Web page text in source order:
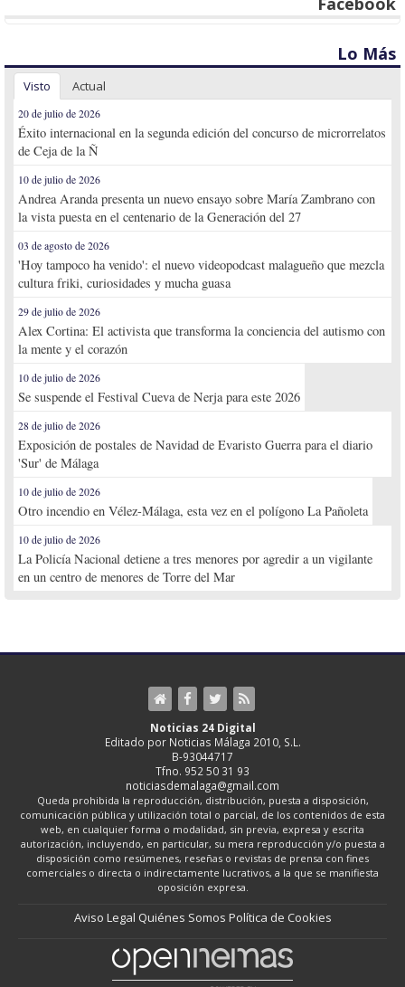
Lo Más
Visto Actual
20 de julio de 2026
Éxito internacional en la segunda edición del concurso de microrrelatos
de Ceja de la Ñ
10 de julio de 2026
Andrea Aranda presenta un nuevo ensayo sobre María Zambrano con
la vista puesta en el centenario de la Generación del 27
03 de agosto de 2026
'Hoy tampoco ha venido': el nuevo videopodcast malagueño que mezcla
cultura friki, curiosidades y mucha guasa
29 de julio de 2026
Alex Cortina: El activista que transforma la conciencia del autismo con
la mente y el corazón
10 de julio de 2026
Se suspende el Festival Cueva de Nerja para este 2026
28 de julio de 2026
Exposición de postales de Navidad de Evaristo Guerra para el diario
'Sur' de Málaga
10 de julio de 2026
Otro incendio en Vélez-Málaga, esta vez en el polígono La Pañoleta
10 de julio de 2026
La Policía Nacional detiene a tres menores por agredir a un vigilante
en un centro de menores de Torre del Mar
Noticias 24 Digital
Editado por Noticias Málaga 2010, S.L.
B-93044717
Tfno. 952 50 31 93
noticiasdemalaga@gmail.com
Queda prohibida la reproducción, distribución, puesta a disposición,
comunicación pública y utilización total o parcial, de los contenidos de esta
web, en cualquier forma o modalidad, sin previa, expresa y escrita
autorización, incluyendo, en particular, su mera reproducción y/o puesta a
disposición como resúmenes, reseñas o revistas de prensa con fines
comerciales o directa o indirectamente lucrativos, a la que se manifiesta
oposición expresa.
Aviso Legal Quiénes Somos Política de Cookies